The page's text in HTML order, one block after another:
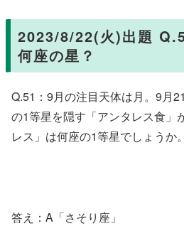
2023/8/22(火)出題
何座の星？
Q.51：9月の注目天体は月。9月
の1等星を隠す「アンタレス食」
レス」は何座の1等星でしょうか。
答え：A「さそり座」